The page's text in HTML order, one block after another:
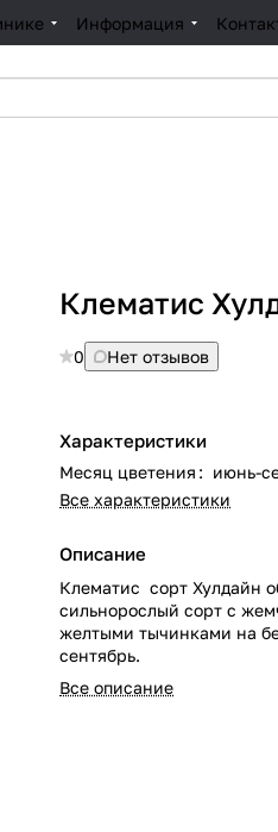
Информация
Клематис
0 Нет отзывов
Характеристики
Месяц цветения : июнь-
Все характеристики
Описание
Клематис сорт Хулдайн
сильнорослый сорт с
желтыми тычинками на
сентябрь.
Все описание